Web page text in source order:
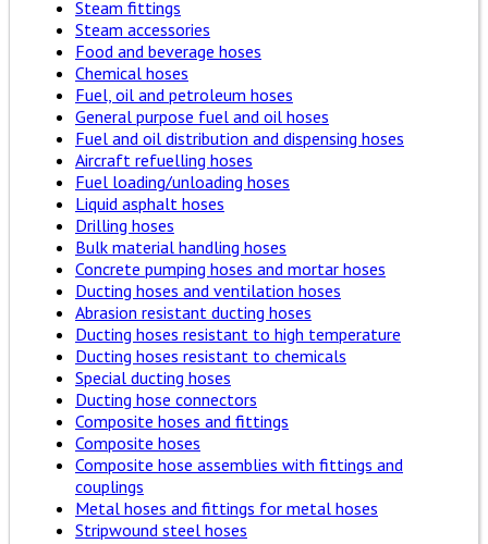
Steam fittings
Steam accessories
Food and beverage hoses
Chemical hoses
Fuel, oil and petroleum hoses
General purpose fuel and oil hoses
Fuel and oil distribution and dispensing hoses
Aircraft refuelling hoses
Fuel loading/unloading hoses
Liquid asphalt hoses
Drilling hoses
Bulk material handling hoses
Concrete pumping hoses and mortar hoses
Ducting hoses and ventilation hoses
Abrasion resistant ducting hoses
Ducting hoses resistant to high temperature
Ducting hoses resistant to chemicals
Special ducting hoses
Ducting hose connectors
Composite hoses and fittings
Composite hoses
Composite hose assemblies with fittings and
couplings
Metal hoses and fittings for metal hoses
Stripwound steel hoses